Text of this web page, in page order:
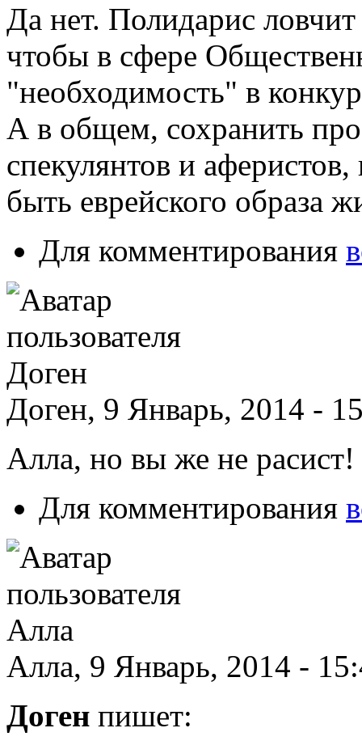
Да нет. Полидарис ловчит
чтобы в сфере
"необходимость" в
А в общем, сохранить
спекулянтов и
быть еврейского образа
Для комментирования
Доген, 9 Январь, 2014 -
Алла, но вы же не расист!
Для комментирования
Алла, 9 Январь, 2014 -
Доген пишет: